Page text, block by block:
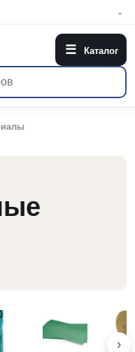
⌄
☰ Каталог
›